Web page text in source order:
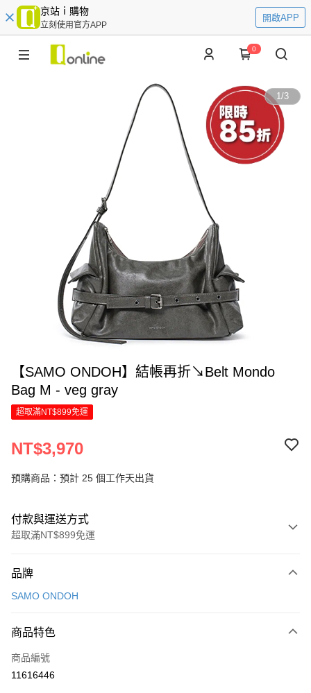
京站ｉ購物
立刻使用官方APP
開啟APP
0
1/3
【SAMO ONDOH】結帳再折↘Belt Mondo
Bag M - veg gray
超取滿NT$899免運
NT$3,970
預購商品：預計 25 個工作天出貨
付款與運送方式
超取滿NT$899免運
信用卡一次付款
6 期 0 利率 每期
合作金庫商業銀行
上海商業儲蓄銀行
LINE Pay
Apple Pay
品牌
SAMO ONDOH
商品特色
商品編號
11616446